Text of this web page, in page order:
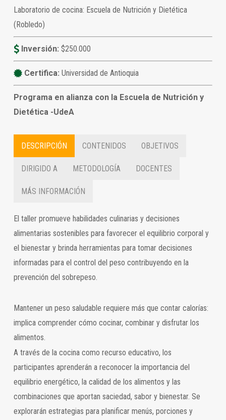
Laboratorio de cocina: Escuela de Nutrición y Dietética
(Robledo)
Inversión: $250.000
Certifica: Universidad de Antioquia
Programa en alianza con la Escuela de Nutrición y
Dietética -UdeA
DESCRIPCIÓN CONTENIDOS OBJETIVOS
DIRIGIDO A METODOLOGÍA DOCENTES
MÁS INFORMACIÓN
El taller promueve habilidades culinarias y decisiones
alimentarias sostenibles para favorecer el equilibrio corporal y
el bienestar y brinda herramientas para tomar decisiones
informadas para el control del peso contribuyendo en la
prevención del sobrepeso.
Mantener un peso saludable requiere más que contar calorías:
implica comprender cómo cocinar, combinar y disfrutar los
alimentos.
A través de la cocina como recurso educativo, los
participantes aprenderán a reconocer la importancia del
equilibrio energético, la calidad de los alimentos y las
combinaciones que aportan saciedad, sabor y bienestar. Se
explorarán estrategias para planificar menús, porciones y